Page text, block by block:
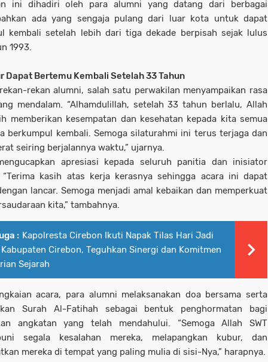
ini dihadiri oleh para alumni yang datang dari berbagai
ada yang sengaja pulang dari luar kota untuk dapat
kembali setelah lebih dari tiga dekade berpisah sejak lulus
1993.
Dapat Bertemu Kembali Setelah 33 Tahun
rekan alumni, salah satu perwakilan menyampaikan rasa
mendalam. “Alhamdulillah, setelah 33 tahun berlalu, Allah
memberikan kesempatan dan kesehatan kepada kita semua
berkumpul kembali. Semoga silaturahmi ini terus terjaga dan
seiring berjalannya waktu,” ujarnya.
apresiasi kepada seluruh panitia dan inisiator
“Terima kasih atas kerja kerasnya sehingga acara ini dapat
lancar. Semoga menjadi amal kebaikan dan memperkuat
kita,” tambahnya.
: Kapolresta Cirebon Ikuti Napak Tilas Hari Jadi
Cirebon, Teguhkan Sinergi dan Komitmen
Sejarah
acara, para alumni melaksanakan doa bersama serta
Surah Al-Fatihah sebagai bentuk penghormatan bagi
angkatan yang telah mendahului. “Semoga Allah SWT
segala kesalahan mereka, melapangkan kubur, dan
mereka di tempat yang paling mulia di sisi-Nya,” harapnya.